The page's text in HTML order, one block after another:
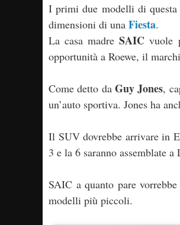
I primi due modelli di
dimensioni di una Fiesta.
La casa madreSAIC vuole
opportunità a Roewe, il
Come detto daGuy Jones,
un’auto sportiva. Jones ha
Il SUV dovrebbe arrivare in
3 e la 6 saranno assemblate a
SAIC a quanto pare
modelli più piccoli.